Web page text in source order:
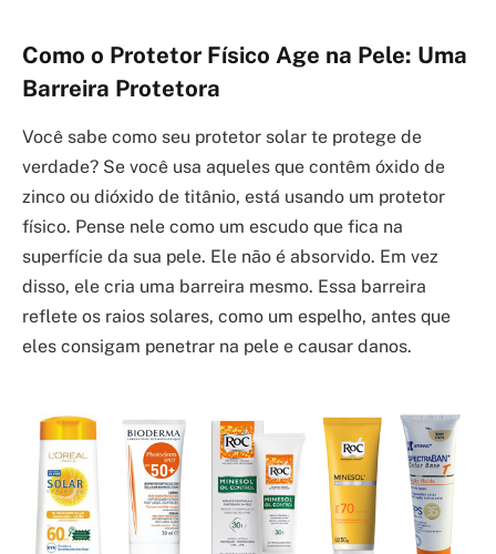
Como o Protetor Físico Age na Pele: Uma
Barreira Protetora
Você sabe como seu protetor solar te protege de
verdade? Se você usa aqueles que contêm óxido de
zinco ou dióxido de titânio, está usando um protetor
físico. Pense nele como um escudo que fica na
superfície da sua pele. Ele não é absorvido. Em vez
disso, ele cria uma barreira mesmo. Essa barreira
reflete os raios solares, como um espelho, antes que
eles consigam penetrar na pele e causar danos.